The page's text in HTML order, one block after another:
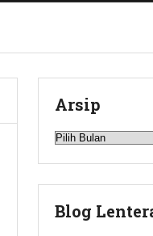
Arsip
Arsip
Blog